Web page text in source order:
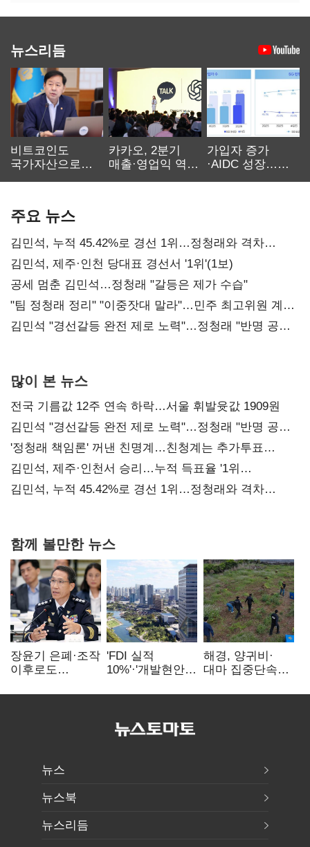
뉴스리듬
비트코인도
국가자산으로…'
카카오, 2분기
매출·영업익 역대
가입자 증가
·AIDC 성장…
주요 뉴스
김민석, 누적 45.42%로 경선 1위…정청래와 격차
0.86%p(2보)
김민석, 제주·인천 당대표 경선서 '1위'(1보)
공세 멈춘 김민석…정청래 "갈등은 제가 수습"
"팀 정청래 정리" "이중잣대 말라"…민주 최고위원 계파
다툼 격화
김민석 "경선갈등 완전 제로 노력"…정청래 "반명 공세
많이 본 뉴스
전국 기름값 12주 연속 하락…서울 휘발윳값 1909원
김민석 "경선갈등 완전 제로 노력"…정청래 "반명 공세
사과부터"
'정청래 책임론' 꺼낸 친명계…친청계는 추가투표
때리기
김민석, 제주·인천서 승리…누적 득표율 '1위
탈환'(종합)
김민석, 누적 45.42%로 경선 1위…정청래와 격차
함께 볼만한 뉴스
장윤기 은폐·조작
이후로도
내부비위…경찰
'FDI 실적
10%'·'개발현안
인천경제청장
해경, 양귀비·
대마 집중단속…
249명 검거
뉴스
뉴스북
뉴스리듬